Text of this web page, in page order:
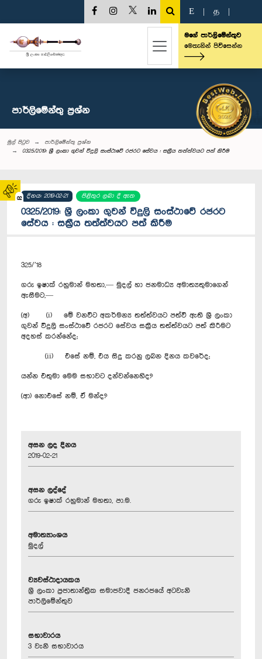
02
E த
මගේ පාර්ලිමේන්තුව
මෙතැනින් පිවිසෙන්න
පාර්ලි‌මේන්තු‌ ප්‍රශ්න
මුල් පිටුව
පාර්ලි‌මේන්තු‌ ප්‍රශ්න
0325/2019: ශ්‍රී ලංකා ගුවන් විදුලි සංස්ථාවේ රජරට සේවය : සක්‍රීය තත්ත්වයට පත් කිරීම
දිනය: 2019-02-21 පිළිතුර ලබා දී ඇත
0325/2019: ශ්‍රී ලංකා ගුවන් විදුලි සංස්ථාවේ රජරට
සේවය : සක්‍රීය තත්ත්වයට පත් කිරීම
325/’18
ගරු ඉෂාක් රහුමාන් මහතා,— මුදල් හා ජනමාධ්‍ය අමාත්‍යතුමාගෙන්
ඇසීමට,—
(අ) (i) මේ වනවිට අකර්මන්‍ය තත්ත්වයට පත්වී ඇති ශ්‍රී ලංකා
ගුවන් විදුලි සංස්ථාවේ රජරට සේවය සක්‍රීය තත්ත්වයට පත් කිරීමට
අදහස් කරන්නේද;
(ii) එසේ නම්, එය සිදු කරනු ලබන දිනය කවරේද;
යන්න එතුමා මෙම සභාවට දන්වන්නෙහිද?
(ආ) නොඑසේ නම්, ඒ මන්ද?
අසන ලද දිනය
2019-02-21
අසන ලද්දේ
ගරු ඉෂාක් රහුමාන් මහතා, පා.ම.
අමාත්‍යාංශය
මුදල්
ව්‍යවස්ථාදායකය
ශ්‍රී ලංකා ප්‍රජාතාන්ත්‍රික සමාජවාදී ජනරජයේ අටවැනි
පාර්ලිමේන්තුව
සභාවාරය
3 වැනි සභාවාරය